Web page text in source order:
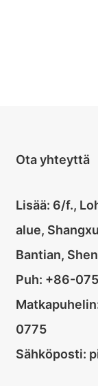
Ota yhteyttä
Lisää: 6/f.,
alue,
Bantian,
Puh: +86-
0775
Sähköposti: